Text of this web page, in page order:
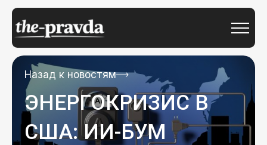
Назад к новостям
ЭНЕРГОКРИЗИС В
США: ИИ-БУМ